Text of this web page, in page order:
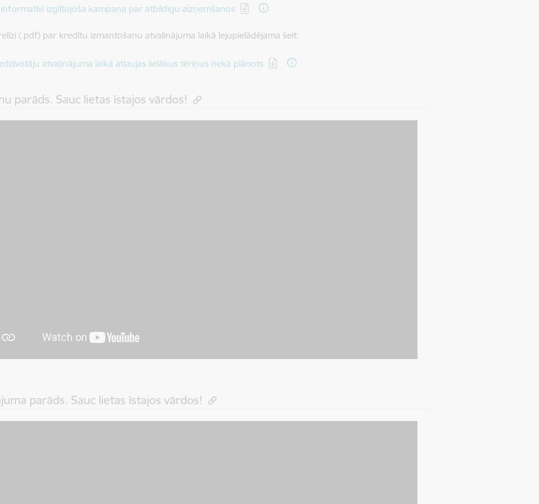
informatīvi izglītojoša kampaņa par atbildīgu aizņemšanos
(.pdf) par kredītu izmantošanu atvaļinājuma laikā lejupielādējama šeit:
atvaļinājuma laikā atļaujas lielākus tēriņus nekā plānots
parāds. Sauc lietas īstajos vārdos!
parāds. Sauc lietas īstajos vārdos!